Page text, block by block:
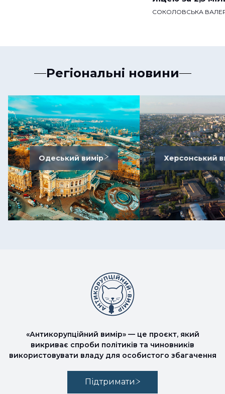
СОКОЛОВСЬКА
Регіональні новини
Одеський вимір Херсонський
«Антикорупційний вимір» — це проєкт, який
викриває спроби політиків та чиновників
використовувати владу для особистого збагачення
Підтримати